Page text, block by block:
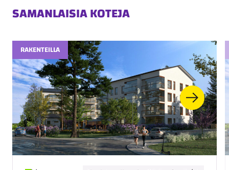
SAMANLAISIA KOTEJA
RAKENTEILLA